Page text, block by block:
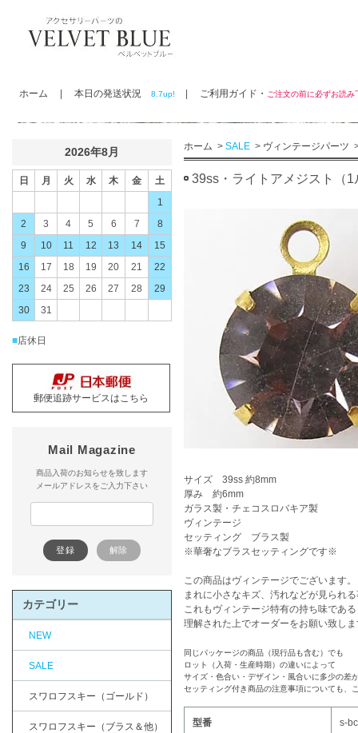
ホーム 本日の発送状況 8.7up! ご利用ガイド・ ご注文の前に必ずお読
ホーム > SALE > ヴィンテージパーツ
39ss・ライトアメジスト（1
サイズ 39ss 約8mm
厚み 約6mm
ガラス製・チェコスロバキア製
ヴィンテージ
セッティング ブラス製
※華奢なブラスセッティングです※
この商品はヴィンテージでございます。
まれに小さなキズ、汚れなどが見られ
これもヴィンテージ特有の持ち味であ
理解された上でオーダーをお願い致し
同じパッケージの商品（現行品も含む）でも
ロット（入荷・生産時期）の違いによって
サイズ・色合い・デザイン・風合いに多少の差
セッティング付き商品の注意事項についても、
型番 s-
2026年8月
日 月 火 水 木 金
土
1
2
3 4 5 6 7
8
9
10 11 12 13 14
15
16
17 18 19 20 21
22
23
24 25 26 27 28
29
30
31
■店休日
郵便追跡サービスはこちら
Mail Magazine
商品入荷のお知らせを致します
メールアドレスをご入力下さい
カテゴリー
NEW
SALE
スワロフスキー（ゴールド）
スワロフスキー（ブラス＆他）